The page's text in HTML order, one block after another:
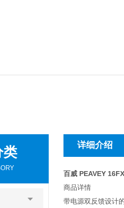
类 详细介绍
百威 PEAVEY
商品详情
带电源双反馈设计